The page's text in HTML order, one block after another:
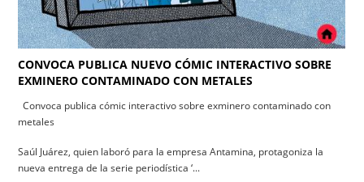
CONVOCA PUBLICA NUEVO CÓMIC INTERACTIVO SOBRE
EXMINERO CONTAMINADO CON METALES
Convoca publica cómic interactivo sobre exminero contaminado con
metales
Saúl Juárez, quien laboró para la empresa Antamina, protagoniza la
nueva entrega de la serie periodística ‘...